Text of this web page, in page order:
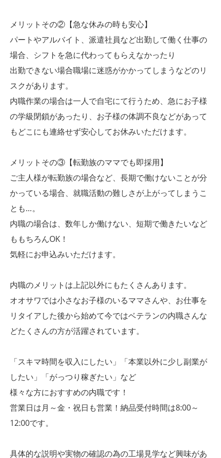
メリットその②【急な休みの時も安心】
パートやアルバイト、派遣社員など出勤して働く仕事の
場合、シフトを急に代わってもらえなかったり
出勤できない場合職場に迷惑がかかってしまうなどのリ
スクがあります。
内職作業の場合は一人で自宅にて行うため、急にお子様
の学級閉鎖があったり、お子様の体調不良などがあって
もどこにも連絡せず安心してお休みいただけます。
メリットその③【転勤族のママでも即採用】
ご主人様が転勤族の場合など、長期で働けないことが分
かっている場合、就職活動の難しさが上がってしまうこ
とも…。
内職の場合は、数年しか働けない、短期で働きたいなど
ももちろんOK！
気軽にお申込みいただけます。
内職のメリットは上記以外にもたくさんあります。
オオサワでは小さなお子様のいるママさんや、お仕事を
リタイアした後から始めて今ではベテランの内職さんな
どたくさんの方が活躍されています。
「スキマ時間を収入にしたい」「本業以外に少し副業が
したい」「がっつり稼ぎたい」など
様々な方におすすめの内職です！
営業日は月～金・祝日も営業！納品受付時間は8:00～
12:00です。
具体的な説明や実物の確認の為の工場見学など興味があ